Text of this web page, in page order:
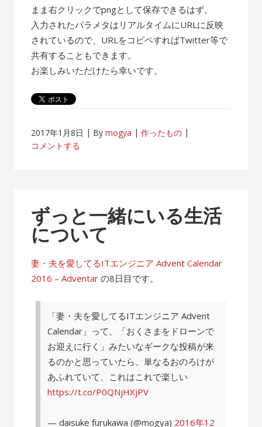
まま右クリックでpngとして保存できるはず。
入力されたパラメタはリアルタイムにURLに反映
されているので、URLをコピペすればTwitter等で
共有することもできます。
お楽しみいただけたら幸いです。
2017年1月8日 Bymogya
作ったもの
コメントする
ずっと一緒にいる生活
について
妻・夫を愛してるITエンジニア Advent Calendar
2016 – Adventar の8日目です。
「妻・夫を愛してるITエンジニア Advent
Calendar」って、「おくさまをドローンで
お迎えに行く」みたいなギークな投稿が来
るのかと思っていたら、単なるおのろけが
あふれていて、これはこれで楽しい
https://t.co/P0QNjHXjPV
— daisuke furukawa (@mogya) 2016年12